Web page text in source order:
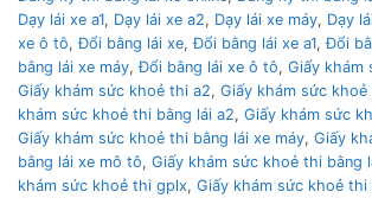
Dạy lái xe a1, Dạy lái xe a2, Dạy lái xe máy, Dạy
xe ô tô,Đổi bằng lái xe,Đổi bằng lái xe a1,Đổi
bằng lái xe máy,Đổi bằng lái xe ô tô, Giấy khám
Giấy khám sức khoẻ thi a2, Giấy khám sức khoẻ
khám sức khoẻ thi bằng lái a2, Giấy khám sức
Giấy khám sức khoẻ thi bằng lái xe máy, Giấy
bằng lái xe mô tô, Giấy khám sức khoẻ thi bằng
khám sức khoẻ thi gplx, Giấy khám sức khoẻ